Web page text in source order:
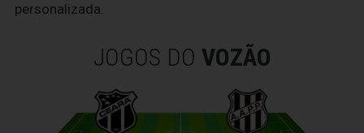
personalizada.
JOGOS DO VOZÃO